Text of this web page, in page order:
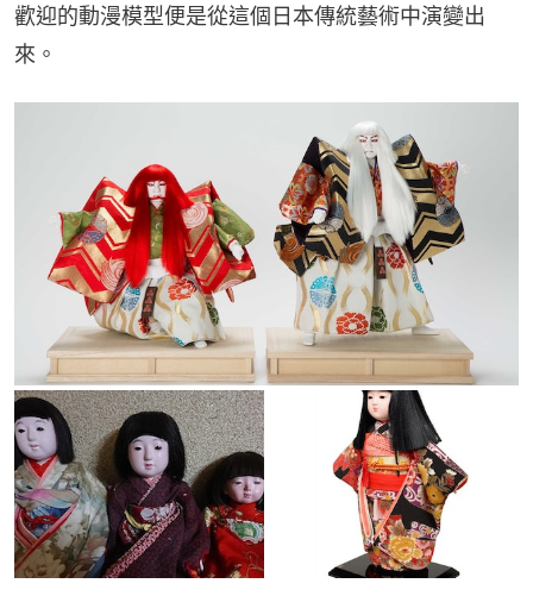
歡迎的動漫模型便是從這個日本傳統藝術中演變出
來。